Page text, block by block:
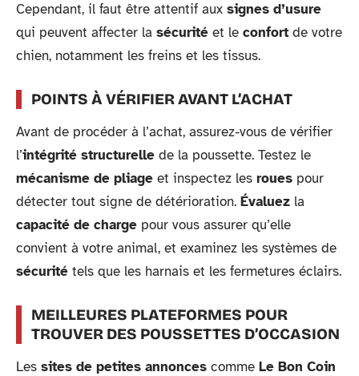
Cependant, il faut être attentif aux signes d’usure
qui peuvent affecter la sécurité et le confort de votre
chien, notamment les freins et les tissus.
POINTS À VÉRIFIER AVANT L’ACHAT
Avant de procéder à l’achat, assurez-vous de vérifier
l’intégrité structurelle de la poussette. Testez le
mécanisme de pliage et inspectez les roues pour
détecter tout signe de détérioration. Évaluez la
capacité de charge pour vous assurer qu’elle
convient à votre animal, et examinez les systèmes de
sécurité tels que les harnais et les fermetures éclairs.
MEILLEURES PLATEFORMES POUR
TROUVER DES POUSSETTES D’OCCASION
Les sites de petites annonces comme Le Bon Coin